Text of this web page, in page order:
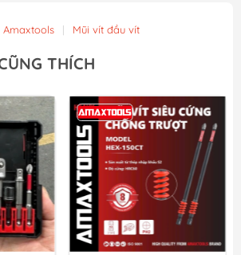
Amaxtools | Mũi vít đầu vít
THÍCH